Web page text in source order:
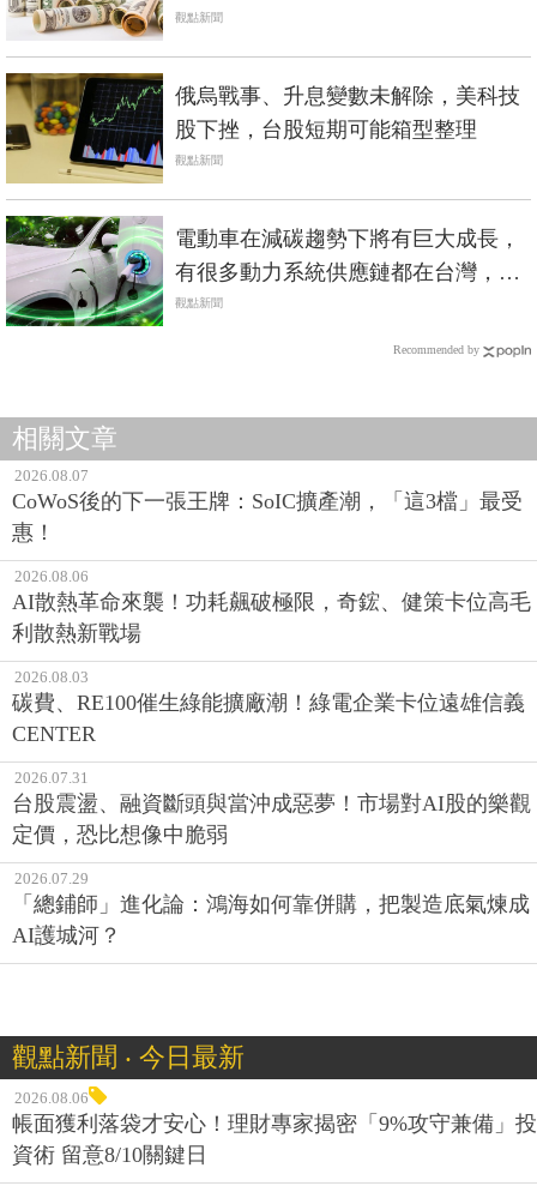
觀點新聞
俄烏戰事、升息變數未解除，美科技
股下挫，台股短期可能箱型整理
觀點新聞
電動車在減碳趨勢下將有巨大成長，
有很多動力系統供應鏈都在台灣，發
展空間大
觀點新聞
Recommended by
相關文章
2026.08.07
CoWoS後的下一張王牌：SoIC擴產潮，「這3檔」最受
惠！
2026.08.06
AI散熱革命來襲！功耗飆破極限，奇鋐、健策卡位高毛
利散熱新戰場
2026.08.03
碳費、RE100催生綠能擴廠潮！綠電企業卡位遠雄信義
CENTER
2026.07.31
台股震盪、融資斷頭與當沖成惡夢！市場對AI股的樂觀
定價，恐比想像中脆弱
2026.07.29
「總鋪師」進化論：鴻海如何靠併購，把製造底氣煉成
AI護城河？
觀點新聞 ‧ 今日最新
2026.08.06
帳面獲利落袋才安心！理財專家揭密「9%攻守兼備」投
資術 留意8/10關鍵日